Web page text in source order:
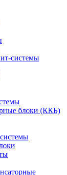
системы
блоки (ККБ)